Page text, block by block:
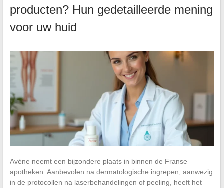
producten? Hun gedetailleerde mening
voor uw huid
Avène neemt een bijzondere plaats in binnen de Franse
apotheken. Aanbevolen na dermatologische ingrepen, aanwezig
in de protocollen na laserbehandelingen of peeling, heeft het